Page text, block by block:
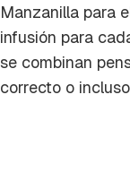
Manzanilla para
infusión para
se combinan
correcto o